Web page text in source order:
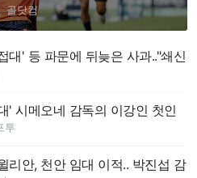
골닷컴
대' 등 파문에 뒤늦은 사과.."쇄신
' 시메오네 감독의 이강인 첫인
투
리안, 천안 임대 이적.. 박진섭 감